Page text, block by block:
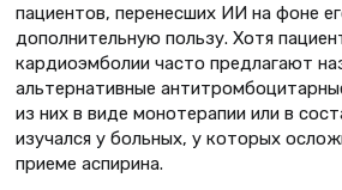
пациентов, перенесших ИИ на фоне
дополнительную пользу. Хотя
кардиоэмболии часто предлагают
альтернативные
из них в виде монотерапии или в
изучался у больных, у которых
приеме аспирина.